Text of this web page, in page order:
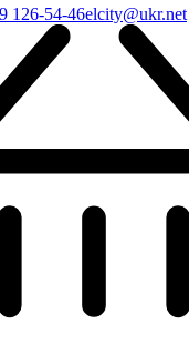
126-54-46elcity@ukr.net